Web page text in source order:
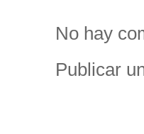
No hay
Publicar